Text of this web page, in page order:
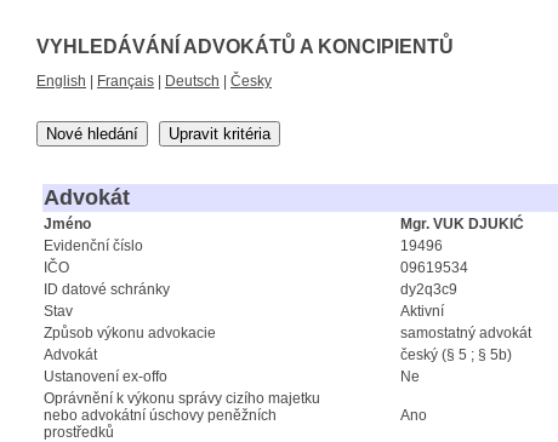
VYHLEDÁVÁNÍ ADVOKÁTŮ A KONCIPIENTŮ
English Français Deutsch Česky
Nové hledání Upravit kritéria
Advokát
Jméno
Mgr. VUK DJUKIĆ
Evidenční číslo
19496
IČO
09619534
ID datové schránky
dy2q3c9
Stav
Aktivní
Způsob výkonu advokacie
samostatný advokát
Advokát
český (§ 5 ; § 5b)
Ustanovení ex-offo
Ne
Oprávnění k výkonu správy cizího majetku
nebo advokátní úschovy peněžních
prostředků
Ano